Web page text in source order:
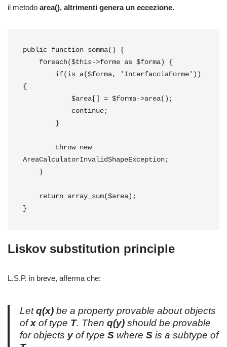
il metodo area(), altrimenti genera un eccezione.
public function somma() {
{
AreaCalculatorInvalidShapeException;
}
Liskov substitution principle
L.S.P. in breve, afferma che:
Letq(x) be a property provable about objects
ofx of type T. Then q(y) should be provable
for objects y of type S where S is a subtype of